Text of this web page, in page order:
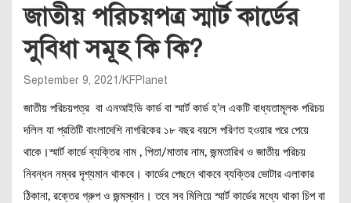
জাতীয় পরিচয়পত্র স্মার্ট কার্ডের
সুবিধা সমূহ কি কি?
September 9, 2021 KFPlanet
জাতীয় পরিচয়পত্র বা এনআইডি কার্ড বা স্মার্ট কার্ড হ’ল একটি বাধ্যতামূলক পরিচয়
দলিল যা প্রতিটি বাংলাদেশি নাগরিকের ১৮ বছর বয়সে পরিণত হওয়ার পরে পেয়ে
থাকে।স্মার্ট কার্ডে ব্যক্তির নাম , পিতা/মাতার নাম, জন্মতারিখ ও জাতীয় পরিচয়
নিবন্ধন নম্বর দৃশ্যমান থাকবে। কার্ডের পেছনে থাকবে ব্যক্তির ভোটার এলাকার
ঠিকানা, রক্তের গ্রুপ ও জন্মস্থান। তবে সব মিলিয়ে স্মার্ট কার্ডের মধ্যে থাকা চিপ বা